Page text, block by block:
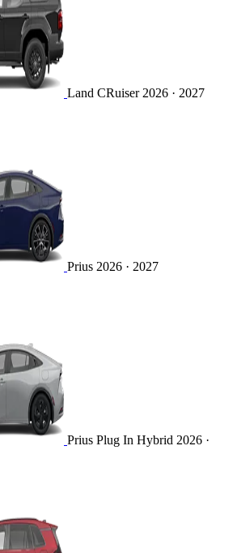
Land CRuiser 2026 · 2027
Prius 2026 · 2027
Prius Plug In Hybrid 2026 ·